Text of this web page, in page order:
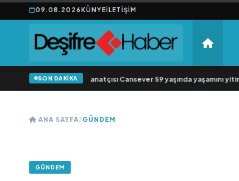
09.08.2026KÜNYEİLETIŞIM
SON DAKİKA
müziğin sevilen sanatçısı Cansever 59 yaşında yaşamını yitirdi•
ANA SAYFA/GÜNDEM
GÜNDEM